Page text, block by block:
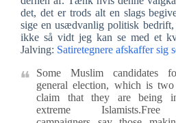
det, det er trods alt en slags
sige en usædvanlig politisk bedrift,
ikke så vidt jeg kan se med et
Jalving: Satiretegnere afskaffer sig
Some Muslim candidates
general election, which is
claim that they are being
extreme Islamists.Free